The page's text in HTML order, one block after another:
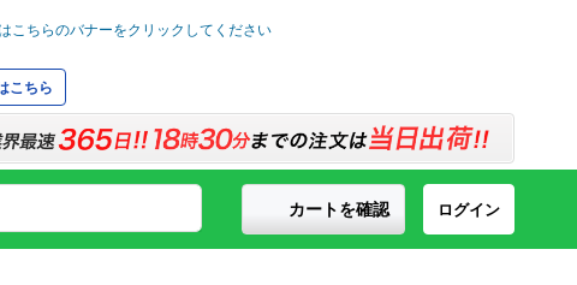
こちら
ログイン
カートを確認